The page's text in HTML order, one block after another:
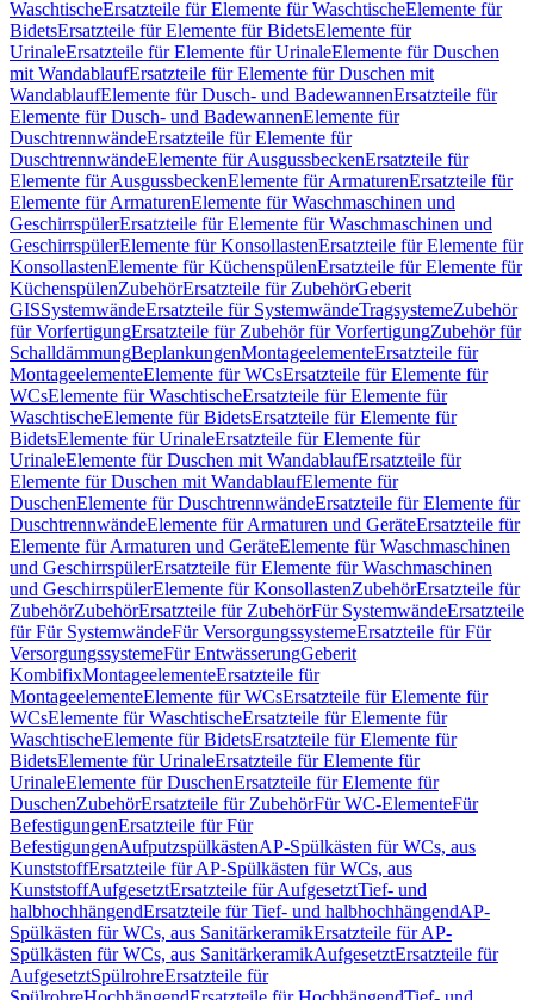
WaschtischeErsatzteile für Elemente für WaschtischeElemente für
BidetsErsatzteile für Elemente für BidetsElemente für
UrinaleErsatzteile für Elemente für UrinaleElemente für Duschen
mit WandablaufErsatzteile für Elemente für Duschen mit
WandablaufElemente für Dusch- und BadewannenErsatzteile für
Elemente für Dusch- und BadewannenElemente für
DuschtrennwändeErsatzteile für Elemente für
DuschtrennwändeElemente für AusgussbeckenErsatzteile für
Elemente für AusgussbeckenElemente für ArmaturenErsatzteile für
Elemente für ArmaturenElemente für Waschmaschinen und
GeschirrspülerErsatzteile für Elemente für Waschmaschinen und
GeschirrspülerElemente für KonsollastenErsatzteile für Elemente für
KonsollastenElemente für KüchenspülenErsatzteile für Elemente für
KüchenspülenZubehörErsatzteile für ZubehörGeberit
GISSystemwändeErsatzteile für SystemwändeTragsystemeZubehör
für VorfertigungErsatzteile für Zubehör für VorfertigungZubehör für
SchalldämmungBeplankungenMontageelementeErsatzteile für
MontageelementeElemente für WCsErsatzteile für Elemente für
WCsElemente für WaschtischeErsatzteile für Elemente für
WaschtischeElemente für BidetsErsatzteile für Elemente für
BidetsElemente für UrinaleErsatzteile für Elemente für
UrinaleElemente für Duschen mit WandablaufErsatzteile für
Elemente für Duschen mit WandablaufElemente für
DuschenElemente für DuschtrennwändeErsatzteile für Elemente für
DuschtrennwändeElemente für Armaturen und GeräteErsatzteile für
Elemente für Armaturen und GeräteElemente für Waschmaschinen
und GeschirrspülerErsatzteile für Elemente für Waschmaschinen
und GeschirrspülerElemente für KonsollastenZubehörErsatzteile für
ZubehörZubehörErsatzteile für ZubehörFür SystemwändeErsatzteile
für Für SystemwändeFür VersorgungssystemeErsatzteile für Für
VersorgungssystemeFür EntwässerungGeberit
KombifixMontageelementeErsatzteile für
MontageelementeElemente für WCsErsatzteile für Elemente für
WCsElemente für WaschtischeErsatzteile für Elemente für
WaschtischeElemente für BidetsErsatzteile für Elemente für
BidetsElemente für UrinaleErsatzteile für Elemente für
UrinaleElemente für DuschenErsatzteile für Elemente für
DuschenZubehörErsatzteile für ZubehörFür WC-ElementeFür
BefestigungenErsatzteile für Für
BefestigungenAufputzspülkästenAP-Spülkästen für WCs, aus
KunststoffErsatzteile für AP-Spülkästen für WCs, aus
KunststoffAufgesetztErsatzteile für AufgesetztTief- und
halbhochhängendErsatzteile für Tief- und halbhochhängendAP-
Spülkästen für WCs, aus SanitärkeramikErsatzteile für AP-
Spülkästen für WCs, aus SanitärkeramikAufgesetztErsatzteile für
AufgesetztSpülrohreErsatzteile für